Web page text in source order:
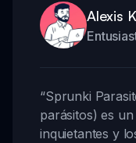
Alexis
“Sprunki
parásitos) es
inquietantes y